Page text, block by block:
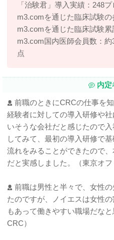
「治験君」導入実績：248
m3.comを通じた臨床試験の
m3.comを通じた臨床試験
m3.com国内医師会員数：
点
内定
前職のときにCRCの仕事を
経験者に対しての導入研修や
いそうな会社だと感じたので
してみて、最初の導入研修で
流れをみることができたので
だと実感しました。（東京オフ
前職は男性と半々で、女性
たのですが、ノイエスは女性
もあって働きやすい職場だな
CRC）